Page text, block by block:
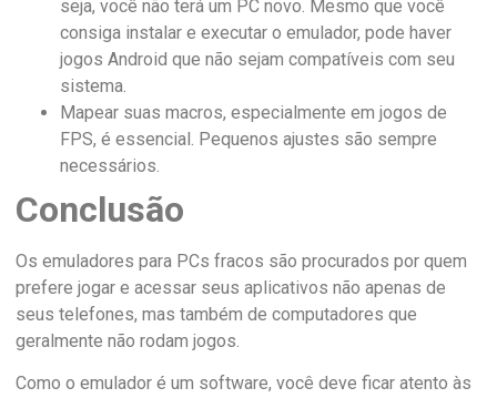
seja, você não terá um PC novo. Mesmo que você
consiga instalar e executar o emulador, pode haver
jogos Android que não sejam compatíveis com seu
sistema.
Mapear suas macros, especialmente em jogos de
FPS, é essencial. Pequenos ajustes são sempre
necessários.
Conclusão
Os emuladores para PCs fracos são procurados por quem
prefere jogar e acessar seus aplicativos não apenas de
seus telefones, mas também de computadores que
geralmente não rodam jogos.
Como o emulador é um software, você deve ficar atento às